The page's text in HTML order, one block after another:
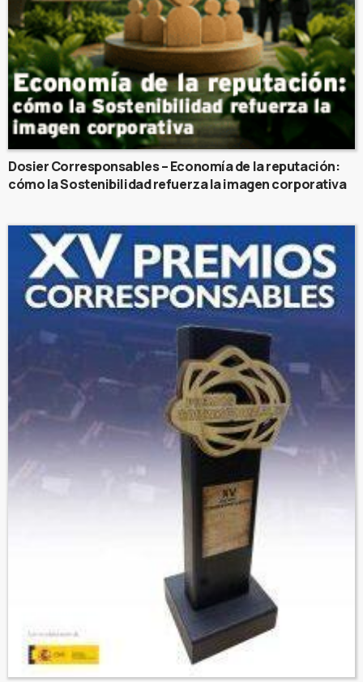
Dosier Corresponsables – Economía de la reputación:
cómo la Sostenibilidad refuerza la imagen corporativa